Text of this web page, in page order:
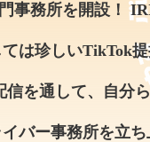
事務所を開設！
は珍しいTikTok
信を通して、自分
バー事務所を立